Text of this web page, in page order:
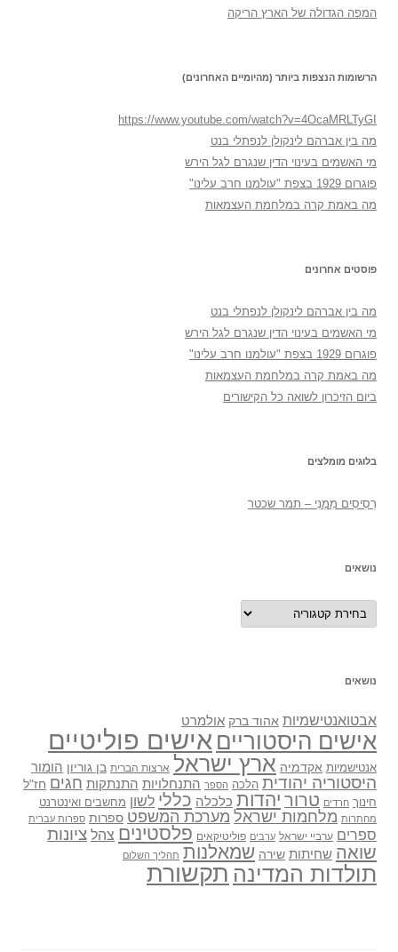
המפה הגדולה של הארץ הריקה
הרשומות הנצפות ביותר (מהיומיים האחרונים)
https://www.youtube.com/watch?v=4OcaMRLTyGI
מה בין אברהם לינקולן לנפתלי בנט
מי האשמים בעינוי הדין שנגרם לגל הירש
פוגרום 1929 בצפת "עולמנו חרב עלינו"
מה באמת קרה במלחמת העצמאות
פוסטים אחרונים
מה בין אברהם לינקולן לנפתלי בנט
מי האשמים בעינוי הדין שנגרם לגל הירש
פוגרום 1929 בצפת "עולמנו חרב עלינו"
מה באמת קרה במלחמת העצמאות
ביום הזיכרון לשואה כל הקישורים
בלוגים מומלצים
רְסִיסִים מִמֶנִי – תמר שכטר
נושאים
נושאים
נושאים
אבטואנטישמיות אהוד ברק אולמרט
אישים היסטוריים אישים פוליטיים
אנטישמיות אקדמיה ארץ ישראל ארצות הברית בן גוריון הומור
היסטוריה יהודית הלכה הספר התנחלויות התנתקות חגים חז"ל
חינוך חרדים טרור יהדות כלכלה כללי לשון מחשבים ואינטרנט
מחתרות מלחמות ישראל מערכת המשפט ספרות ספרות עברית
ספרים ערביי ישראל ערבים פוליטיקאים פלסטינים צהל ציונות
שואה שחיתות שירה שמאלנות תהליך השלום
תולדות המדינה תקשורת